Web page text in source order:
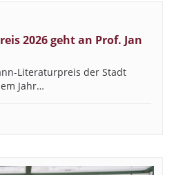
2026 geht an Prof. Jan
Literaturpreis der Stadt
Jahr…